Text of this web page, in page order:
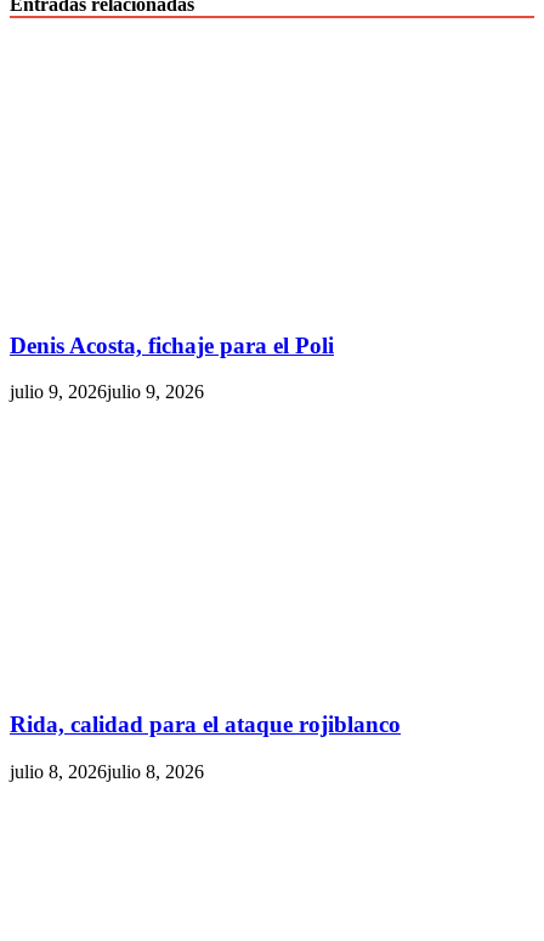
Denis Acosta, fichaje para el Poli
julio 9, 2026julio 9, 2026
Rida, calidad para el ataque rojiblanco
julio 8, 2026julio 8, 2026